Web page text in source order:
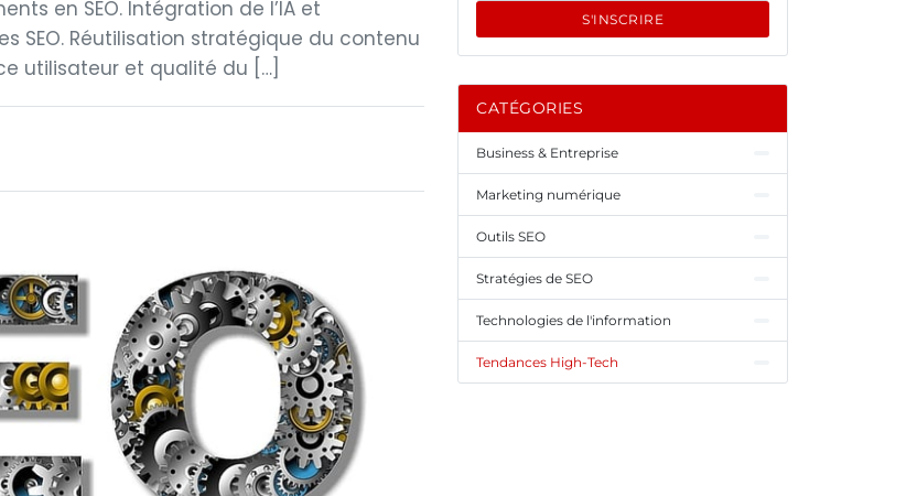
en SEO. Intégration de l’IA et
SEO. Réutilisation stratégique du contenu
utilisateur et qualité du […]
S'INSCRIRE
CATÉGORIES
Business & Entreprise
Marketing numérique
Outils SEO
Stratégies de SEO
Technologies de l'information
Tendances High-Tech